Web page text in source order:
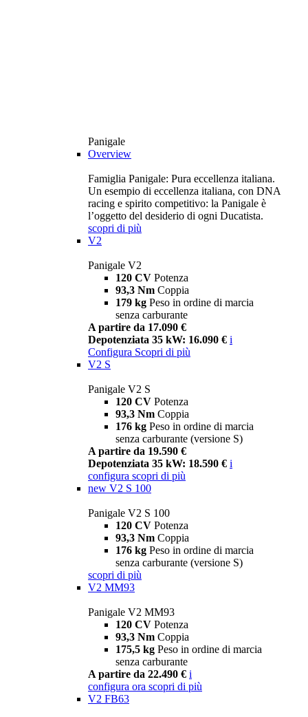
Panigale
Overview
Famiglia Panigale: Pura eccellenza italiana.
Un esempio di eccellenza italiana, con DNA
racing e spirito competitivo: la Panigale è
l’oggetto del desiderio di ogni Ducatista.
scopri di più
V2
Panigale V2
120 CV Potenza
93,3 Nm Coppia
179 kg Peso in ordine di marcia
senza carburante
A partire da 17.090 €
Depotenziata 35 kW: 16.090 € i
Configura Scopri di più
V2 S
Panigale V2 S
120 CV Potenza
93,3 Nm Coppia
176 kg Peso in ordine di marcia
senza carburante (versione S)
A partire da 19.590 €
Depotenziata 35 kW: 18.590 € i
configura scopri di più
new V2 S 100
Panigale V2 S 100
120 CV Potenza
93,3 Nm Coppia
176 kg Peso in ordine di marcia
senza carburante (versione S)
scopri di più
V2 MM93
Panigale V2 MM93
120 CV Potenza
93,3 Nm Coppia
175,5 kg Peso in ordine di marcia
senza carburante
A partire da 22.490 € i
configura ora scopri di più
V2 FB63